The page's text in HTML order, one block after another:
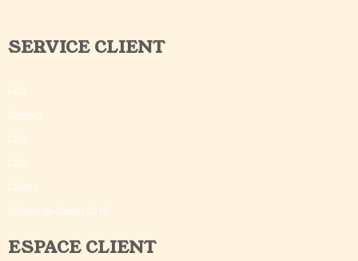
SERVICE CLIENT
FAQ
Contact
CGV
CGU
Crédits
©Outils du Coach 2018
ESPACE CLIENT